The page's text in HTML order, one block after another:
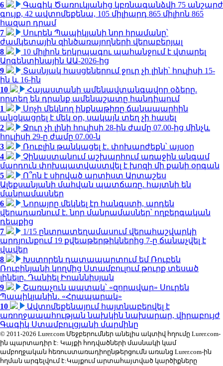
6
Գագիկ Ծառուկյանից կբռնագանձվի 75 անշարժ
գույք, 42 ավտոմեքենա, 105 միլիարդ 865 միլիոն 865
հազար դրամ
7
Սուրեն Պապիկյանի նոր հրամանը՝
ժամկետային զինծառայողների վերաբերյալ
8
10 միլիոն երկրպագու պահանջում է վտարել
Արգենտինային ԱԱ-2026-ից
9
Տասնյակ հասցեներում ջուր չի լինի՝ հուլիսի 15-
ին և 16-ին
10
Հայաստանի ամենավտանգավոր օձերը.
որտեղ են դրանք ամենաշատը հանդիպում
1
Սոչի մեկնող ինքնաթիռը ճանապարհին
անցկացրել է մեկ օր, սակայն տեղ չի հասել
2
Ջուր չի լինի հուլիսի 28-ին ժամը 07.00-ից մինչև
հուլիսի 29-ը ժամը 07.00-ն
3
Ռուբլին թանկացել է․ փոխարժեքն՝ այսօր
4
Չինաստանում աշխարհում առաջին անգամ
մարդուն փոխպատվաստվել է խոզի մի քանի օրգան
5
Ո՞րն է սիրված արտիստ Արտաշես
Ալեքսանյանի մահվան պատճառը. հայտնի են
մանրամասներ
6
Նորայրը մեկնել էր հանգստի, արդեն
վերադառնում է. նոր մանրամասներ՝ ողբերգական
դեպքից
7
1/15 ընտրատեղամասում վերահաշվարկի
արդյունքում 19 քվեաթերթիկներից 7-ը ճանաչվել է
վավեր
8
Խստորեն դատապարտում եմ Ռուբեն
Ռուբինյանի կողմից Ստամբուլում թուրք տեսած
լինելը. Դանիել Իոաննիսյան
9
Շառաչուն ապտակ՝ «զորավար» Սուրեն
Պապիկյանին․ «Հրապարակ»
10
Ավտոմեքենայում հայտնաբերվել է
առողջապահության նախկին նախարար, վիրաբույժ
Գագիկ Ստամբուլցյանի մարմինը
© 2011-2026 Lurer.com Մեջբերումներ անելիս ակտիվ հղումը Lurer.com-
ին պարտադիր է: Կայքի հոդվածների մասնակի կամ
ամբողջական հեռուստառադիոընթերցումն առանց Lurer.com-ին
հղման արգելվում է:Կայքում արտահայտված կարծիքները